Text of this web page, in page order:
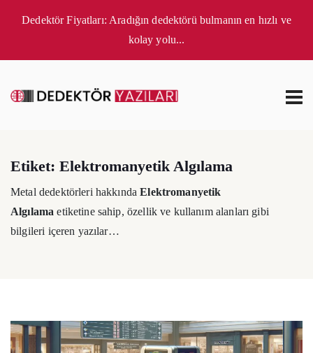
Dedektör Fiyatları: Aradığın dedektörü bulmanın en hızlı ve
kolay yolu...
Etiket: Elektromanyetik Algılama
Metal dedektörleri hakkındaElektromanyetik
Algılama etiketine sahip, özellik ve kullanım alanları gibi
bilgileri içeren yazılar…